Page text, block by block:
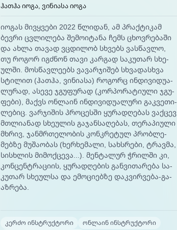
ჰათჰა იოგა, ვინიასა იოგა
იო­გას მივ­ყვე­ბი 2022 წლიდან, ამ პრაქ­ტი­კამ
ბევ­რი ცვლი­ლე­ბა შე­მოი­ტა­ნა ჩემს ცხოვ­რე­ბა­ში
და ახ­ლა თა­ვად ვცდი­ლობ სხვებს ვას­წავ­ლო,
თუ რო­გორ იგ­ძნონ თა­ვი კარ­გად სა­კუ­თარ სხე­
ულ­ში. მოს­წავ­ლე­ებს ვა­ვარ­ჯი­შებ სხვა­დას­ხვა
სტი­ლით (ჰათ­ჰა, ვი­ნია­სა) რო­გორც ინ­დი­ვი­დუა­
ლუ­რად, ასე­ვე ჯგუ­ფუ­რად (კორ­პო­რა­ტიუ­ლი ჯგუ­
ფე­ბი), მაქვს ონ­ლა­ინ ინ­დი­ვი­დუა­ლუ­რი გაკ­ვე­თი­
ლე­ბიც. ვარ­ჯი­შის პრო­ცეს­ში ყუ­რად­ღე­ბას ვაქ­ცევ
მთლი­ანად სხე­ულის გა­ჯან­სა­ღე­ბას, თე­რა­პიუ­ლი
მხრივ, ჯან­მრთე­ლო­ბის კონ­კრე­ტულ პრობ­ლე­
მებ­ზე მუ­შაო­ბას (ხერ­ხე­მა­ლი, სახ­სრე­ბი, ტრავ­მა,
სის­ხლის მი­მოქ­ცე­ვა...). მენ­ტა­ლურ ჭრილ­ში კი,
კონ­ცენ­ტრა­ცი­ის, ყუ­რად­ღე­ბის გან­ვი­თა­რე­ბა სა­
კუ­თარ სხე­ულ­სა და ემო­ცი­ებ­ზე დაკ­ვირ­ვე­ბა-გა­
აზ­რე­ბა.
კერძო ინსტრუქტორი
ონლაინ ინსტრუქტორი